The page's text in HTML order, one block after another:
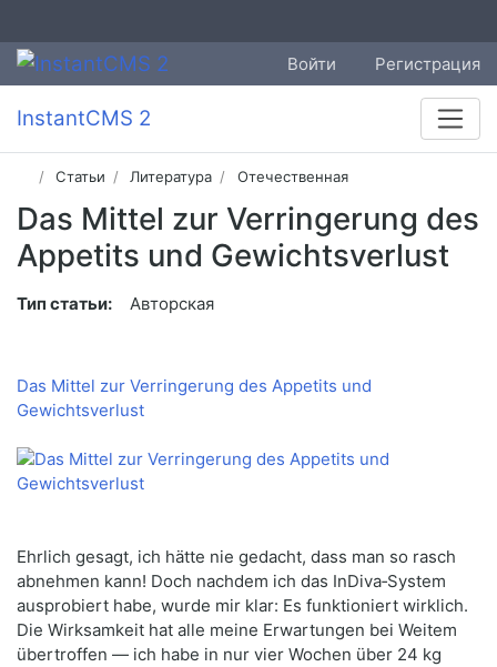
Войти Регистрация
InstantCMS 2
Статьи Литература Отечественная
Das Mittel zur Verringerung des
Appetits und Gewichtsverlust
Тип статьи: Авторская
Das Mittel zur Verringerung des Appetits und
Gewichtsverlust
Ehrlich gesagt, ich hätte nie gedacht, dass man so rasch
abnehmen kann! Doch nachdem ich das InDiva‑System
ausprobiert habe, wurde mir klar: Es funktioniert wirklich.
Die Wirksamkeit hat alle meine Erwartungen bei Weitem
übertroffen — ich habe in nur vier Wochen über 24 kg